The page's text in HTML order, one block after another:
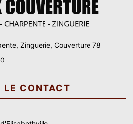
Zinguerie, Couverture 78
LE CONTACT